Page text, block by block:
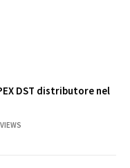
DST distributore nel
VIEWS